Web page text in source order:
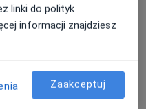
Umów wizytę
linki do polityk
informacji znajdziesz
Zaakceptuj